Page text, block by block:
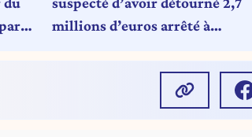
millions d’euros arrêté à